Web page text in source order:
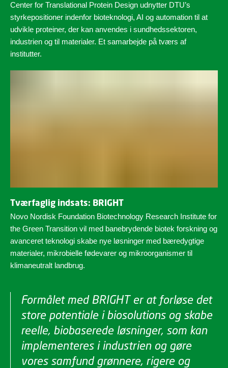
Center for Translational Protein Design udnytter DTU’s
styrkepositioner indenfor bioteknologi, AI og automation til at
udvikle proteiner, der kan anvendes i sundhedssektoren,
industrien og til materialer. Et samarbejde på tværs af
institutter.
Tværfaglig indsats: BRIGHT
Novo Nordisk Foundation Biotechnology Research Institute for
the Green Transition vil med banebrydende biotek forskning og
avanceret teknologi skabe nye løsninger med bæredygtige
materialer, mikrobielle fødevarer og mikroorganismer til
klimaneutralt landbrug.
Formålet med BRIGHT er at forløse det
store potentiale i biosolutions og skabe
reelle, biobaserede løsninger, som kan
implementeres i industrien og gøre
vores samfund grønnere, rigere og